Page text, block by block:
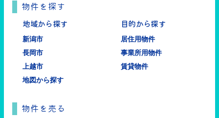
物件を探す
地域から探す
新潟市
長岡市
上越市
地図から探す
目的から探す
居住用物件
事業所用物件
賃貸物件
物件を売る